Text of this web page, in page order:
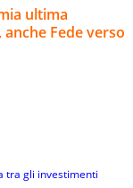
ultima
Fede verso
tra gli investimenti